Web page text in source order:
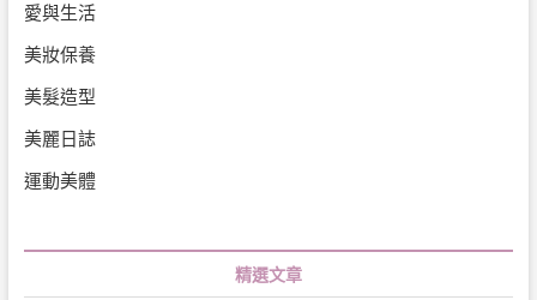
愛與生活
美妝保養
美髮造型
美麗日誌
運動美體
精選文章